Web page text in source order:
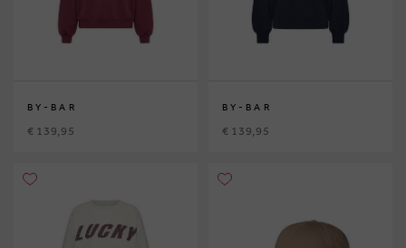
BY-BAR
€ 139,95
BY-BAR
€ 139,95